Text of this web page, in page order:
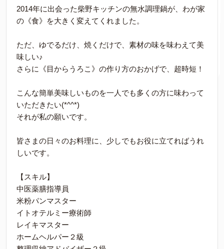
2014年に出会った柴野キッチンの無水調理鍋が、わが家
の《食》を大きく変えてくれました。
ただ、ゆでるだけ、焼くだけで、素材の味を味わえて美
味しい♪
さらに《目からうろこ》の作り方のおかげで、超時短！
こんな簡単美味しいものを一人でも多くの方に味わって
いただきたい(*^^*)
それが私の願いです。
皆さまの日々のお料理に、少しでもお役に立てればうれ
しいです。
【スキル】
中医薬膳指導員
米粉パンマスター
イトオテルミー療術師
レイキマスター
ホームヘルパー２級